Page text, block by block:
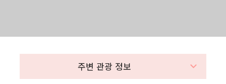
주변 관광 정보